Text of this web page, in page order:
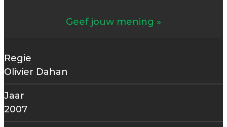
Geef jouw mening
Regie
Olivier Dahan
Jaar
2007